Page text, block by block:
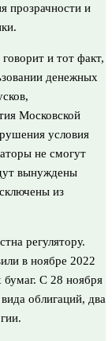
прозрачности и
и тот факт,
денежных
Московской
условия
не смогут
вынуждены
из
регулятору.
в ноябре 2022
бумаг. С 28 ноября
облигаций, два